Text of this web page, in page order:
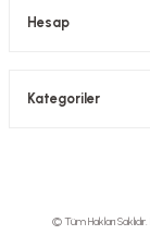
Hesap
Kategoriler
© Tüm Hakları